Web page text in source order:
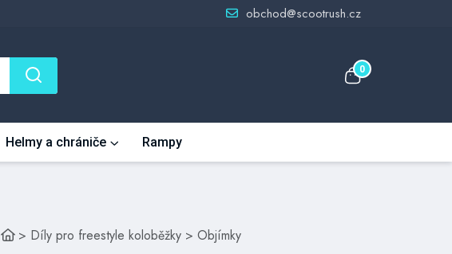
obchod@scootrush.cz
0
Helmy a chrániče Rampy
> Díly pro freestyle koloběžky > Objímky